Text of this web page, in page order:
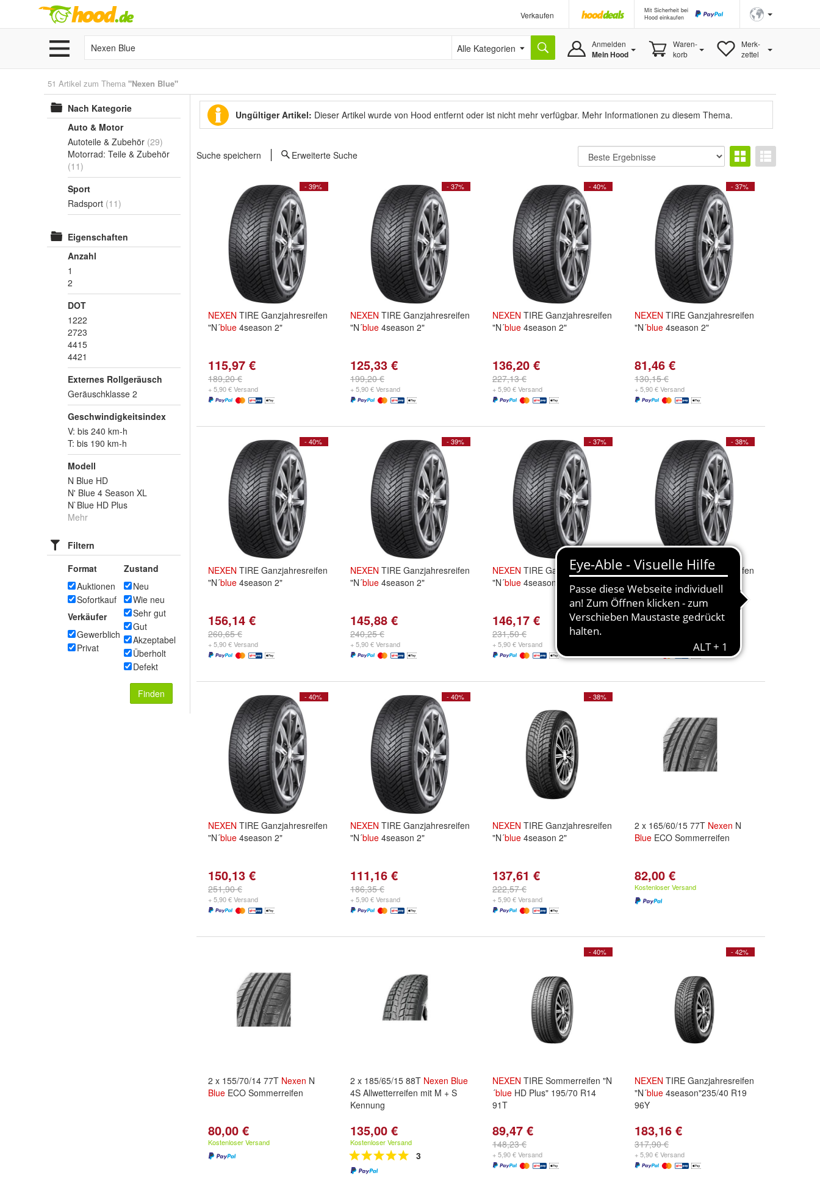
Verkaufen
Mit Sicherheit bei
Hood einkaufen
Alle Kategorien Anmelden
Mein Hood
Waren-
korb
Merk-
zettel
51 Artikel zum Thema "Nexen Blue"
Nach Kategorie
Auto & Motor
Autoteile & Zubehör (29)
Motorrad: Teile & Zubehör
(11)
Sport
Radsport (11)
Eigenschaften
Anzahl
1
2
DOT
1222
2723
4415
4421
Externes Rollgeräusch
Geräuschklasse 2
Geschwindigkeitsindex
V: bis 240 km-h
T: bis 190 km-h
Modell
N Blue HD
N' Blue 4 Season XL
N`Blue HD Plus
Mehr
Filtern
Format
Auktionen
Sofortkauf
Verkäufer
Gewerblich
Privat
Zustand
Neu
Wie neu
Sehr gut
Gut
Akzeptabel
Überholt
Defekt
Finden
Ungültiger Artikel: Dieser Artikel wurde von Hood entfernt oder ist nicht mehr verfügbar. Mehr Informationen zu diesem Thema.
Suche speichern Erweiterte Suche
- 39%
NEXEN TIRE Ganzjahresreifen
"N´blue 4season 2"
115,97 €
189,20 €
+ 5,90 € Versand
- 37%
NEXEN TIRE Ganzjahresreifen
"N´blue 4season 2"
125,33 €
199,20 €
+ 5,90 € Versand
- 40%
NEXEN TIRE Ganzjahresreifen
"N´blue 4season 2"
136,20 €
227,13 €
+ 5,90 € Versand
- 37%
NEXEN TIRE Ganzjahresreifen
"N´blue 4season 2"
81,46 €
130,15 €
+ 5,90 € Versand
- 40%
NEXEN TIRE Ganzjahresreifen
"N´blue 4season 2"
156,14 €
260,65 €
+ 5,90 € Versand
- 39%
NEXEN TIRE Ganzjahresreifen
"N´blue 4season 2"
145,88 €
240,25 €
+ 5,90 € Versand
- 37%
NEXEN TIRE Ganzjahresreifen
"N´blue 4season 2"
146,17 €
231,50 €
+ 5,90 € Versand
- 38%
NEXENTIRE Ganzjahresreifen
"N´
blue 4season 2"
146,29 €
- 40%
NEXEN TIRE Ganzjahresreifen
"N´blue 4season 2"
150,13 €
251,90 €
+ 5,90 € Versand
- 40%
NEXEN TIRE Ganzjahresreifen
"N´blue 4season 2"
111,16 €
186,35 €
+ 5,90 € Versand
- 38%
NEXEN TIRE Ganzjahresreifen
"N´blue 4season 2"
137,61 €
222,57 €
+ 5,90 € Versand
2 x 165/60/15 77T Nexen N
Blue ECO Sommerreifen
82,00 €
Kostenloser Versand
2 x 155/70/14 77T Nexen N
Blue ECO Sommerreifen
80,00 €
Kostenloser Versand
2 x 185/65/15 88T Nexen Blue
4S Allwetterreifen mit M + S
Kennung
135,00 €
Kostenloser Versand
3
- 40%
NEXEN TIRE Sommerreifen "N
´blue HD Plus" 195/70 R14
91T
89,47 €
148,23 €
+ 5,90 € Versand
- 42%
NEXEN TIRE Ganzjahresreifen
"N´blue 4season"235/40 R19
96Y
183,16 €
317,90 €
+ 5,90 € Versand